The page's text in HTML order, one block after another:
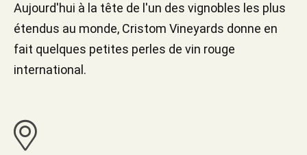
Aujourd'hui à la tête de l'un des vignobles les plus
étendus au monde, Cristom Vineyards donne en
fait quelques petites perles de vin rouge
international.